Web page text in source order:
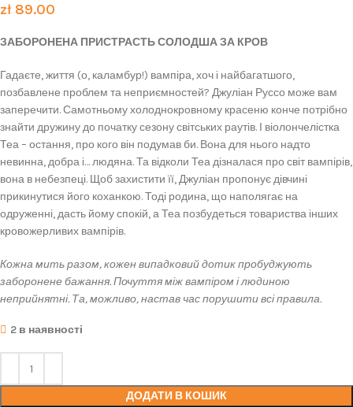
zł89.00
ЗАБОРОНЕНА ПРИСТРАСТЬ СОЛОДША ЗА КРОВ
Гадаєте, життя (о, каламбур!) вампіра, хоч і найбагатшого,
позбавлене проблем та неприємностей? Джуліан Руссо може вам
заперечити. Самотньому холоднокровному красеню конче потрібно
знайти дружину до початку сезону світських раутів. І віолончелістка
Теа – остання, про кого він подумав би. Вона для нього надто
невинна, добра і… людяна. Та відколи Теа дізналася про світ вампірів,
вона в небезпеці. Щоб захистити її, Джуліан пропонує дівчині
прикинутися його коханкою. Тоді родина, що наполягає на
одруженні, дасть йому спокій, а Теа позбудеться товариства інших
кровожерливих вампірів.
Кожна мить разом, кожен випадковий дотик пробуджують
заборонене бажання. Почуття між вампіром і людиною
неприйнятні. Та, можливо, настав час порушити всі правила.
2 в наявності
ДОДАТИ В КОШИК